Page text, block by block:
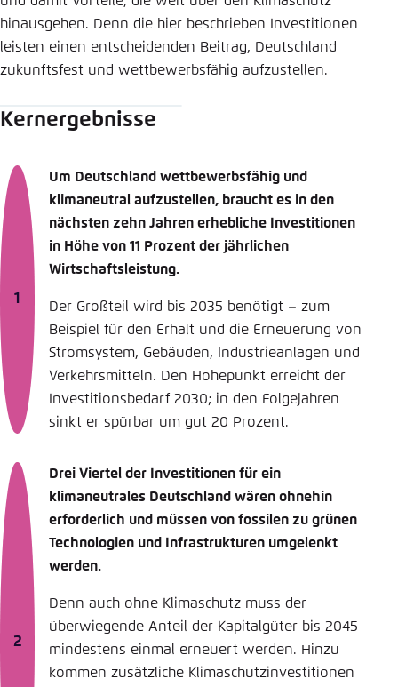
hinausgehen. Denn die hier beschrieben Investitionen
leisten einen entscheidenden Beitrag, Deutschland
zukunftsfest und wettbewerbsfähig aufzustellen.
Kernergebnisse
Um Deutschland wettbewerbsfähig und
klimaneutral aufzustellen, braucht es in den
nächsten zehn Jahren erhebliche Investitionen
in Höhe von 11 Prozent der jährlichen
Wirtschaftsleistung.
Der Großteil wird bis 2035 benötigt – zum
Beispiel für den Erhalt und die Erneuerung von
Stromsystem, Gebäuden, Industrieanlagen und
Verkehrsmitteln. Den Höhepunkt erreicht der
Investitionsbedarf 2030; in den Folgejahren
sinkt er spürbar um gut 20 Prozent.
Drei Viertel der Investitionen für ein
klimaneutrales Deutschland wären ohnehin
erforderlich und müssen von fossilen zu grünen
Technologien und Infrastrukturen umgelenkt
werden.
Denn auch ohne Klimaschutz muss der
überwiegende Anteil der Kapitalgüter bis 2045
mindestens einmal erneuert werden. Hinzu
kommen zusätzliche Klimaschutzinvestitionen